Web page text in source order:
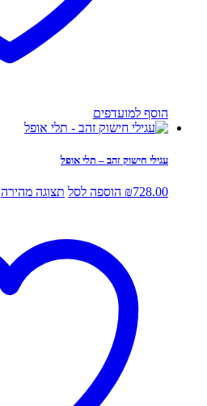
הוסף למועדפים
עגילי חישוק זהב – תלי אופל
₪728.00 הוספה לסל תצוגה מהירה